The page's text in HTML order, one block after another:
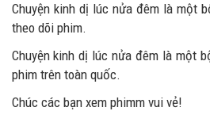
Chuyện kinh dị lúc nửa đêm là một
theo dõi phim.
Chuyện kinh dị lúc nửa đêm là một
phim trên toàn quốc.
Chúc các bạn xem phimm vui vẻ!